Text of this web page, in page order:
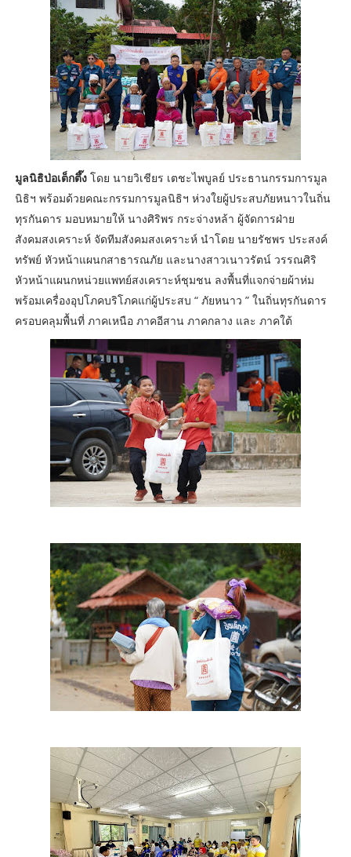
มูลนิธิป่อเต็กตึ๊งโดย นายวิเชียร เตชะไพบูลย์ ประธานกรรมการมูล
นิธิฯ พร้อมด้วยคณะกรรมการมูลนิธิฯ ห่วงใยผู้ประสบภัยหนาวในถิ่น
ทุรกันดาร มอบหมายให้ นางศิริพร กระจ่างหล้า ผู้จัดการฝ่าย
สังคมสงเคราะห์ จัดทีมสังคมสงเคราะห์ นำโดย นายรัชพร ประสงค์
ทรัพย์ หัวหน้าแผนกสาธารณภัย และนางสาวเนาวรัตน์ วรรณศิริ
หัวหน้าแผนกหน่วยแพทย์สงเคราะห์ชุมชน ลงพื้นที่แจกจ่ายผ้าห่ม
พร้อมเครื่องอุปโภคบริโภคแก่ผู้ประสบ “ ภัยหนาว ” ในถิ่นทุรกันดาร
ครอบคลุมพื้นที่ ภาคเหนือ ภาคอีสาน ภาคกลาง และ ภาคใต้